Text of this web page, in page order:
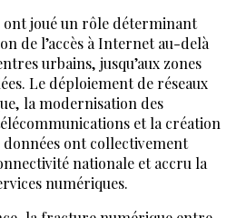
ont joué un rôle déterminant
de l’accès à Internet au-delà
urbains, jusqu’aux zones
Le déploiement de réseaux
la modernisation des
et la création
données ont collectivement
nationale et accru la
numériques.